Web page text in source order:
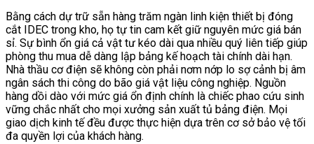
Bằng cách dự trữ sẵn hàng trăm ngàn linh kiện thiết bị đóng
cắt IDEC trong kho, họ tự tin cam kết giữ nguyên mức giá bán
sỉ. Sự bình ổn giá cả vật tư kéo dài qua nhiều quý liên tiếp giúp
phòng thu mua dễ dàng lập bảng kế hoạch tài chính dài hạn.
Nhà thầu cơ điện sẽ không còn phải nơm nớp lo sợ cảnh bị âm
ngân sách thi công do bão giá vật liệu công nghiệp. Nguồn
hàng dồi dào với mức giá ổn định chính là chiếc phao cứu sinh
vững chắc nhất cho mọi xưởng sản xuất tủ bảng điện. Mọi
giao dịch kinh tế đều được thực hiện dựa trên cơ sở bảo vệ tối
đa quyền lợi của khách hàng.